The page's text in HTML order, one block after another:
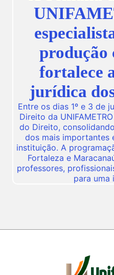
produção
fortalece
jurídica
Entre os dias 1º e 3 de
Direito da
do Direito,
dos mais importantes
instituição. A
Fortaleza e
professores,
para uma